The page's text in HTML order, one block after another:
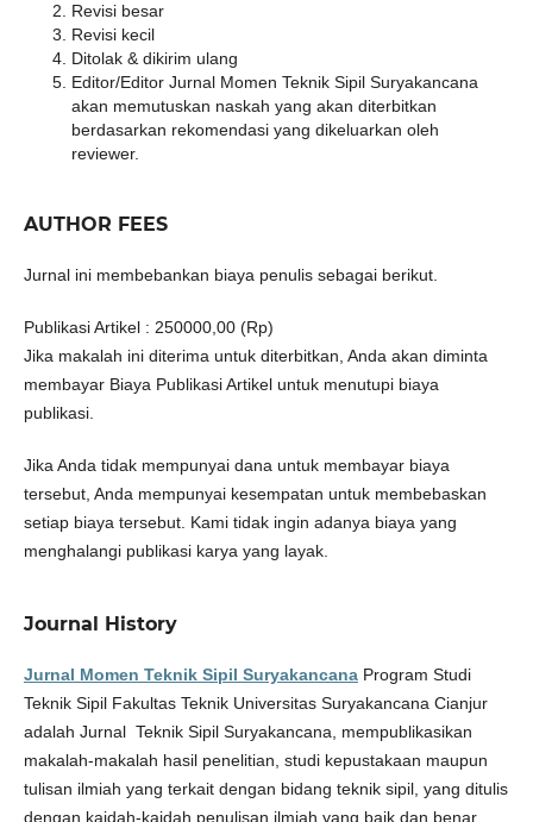
Revisi besar
Revisi kecil
Ditolak & dikirim ulang
Editor/Editor Jurnal Momen Teknik Sipil Suryakancana
akan memutuskan naskah yang akan diterbitkan
berdasarkan rekomendasi yang dikeluarkan oleh
reviewer.
AUTHOR FEES
Jurnal ini membebankan biaya penulis sebagai berikut.
Publikasi Artikel : 250000,00 (Rp)
Jika makalah ini diterima untuk diterbitkan, Anda akan diminta
membayar Biaya Publikasi Artikel untuk menutupi biaya
publikasi.
Jika Anda tidak mempunyai dana untuk membayar biaya
tersebut, Anda mempunyai kesempatan untuk membebaskan
setiap biaya tersebut. Kami tidak ingin adanya biaya yang
menghalangi publikasi karya yang layak.
Journal History
Jurnal Momen Teknik Sipil SuryakancanaProgram Studi
Teknik Sipil Fakultas Teknik Universitas Suryakancana Cianjur
adalah Jurnal Teknik Sipil Suryakancana, mempublikasikan
makalah-makalah hasil penelitian, studi kepustakaan maupun
tulisan ilmiah yang terkait dengan bidang teknik sipil, yang ditulis
dengan kaidah-kaidah penulisan ilmiah yang baik dan benar.